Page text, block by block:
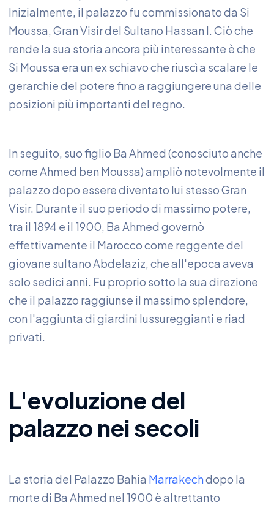
Inizialmente, il palazzo fu commissionato da Si
Moussa, Gran Visir del Sultano Hassan I. Ciò che
rende la sua storia ancora più interessante è che
Si Moussa era un ex schiavo che riuscì a scalare le
gerarchie del potere fino a raggiungere una delle
posizioni più importanti del regno.
In seguito, suo figlio Ba Ahmed (conosciuto anche
come Ahmed ben Moussa) ampliò notevolmente il
palazzo dopo essere diventato lui stesso Gran
Visir. Durante il suo periodo di massimo potere,
tra il 1894 e il 1900, Ba Ahmed governò
effettivamente il Marocco come reggente del
giovane sultano Abdelaziz, che all'epoca aveva
solo sedici anni. Fu proprio sotto la sua direzione
che il palazzo raggiunse il massimo splendore,
con l'aggiunta di giardini lussureggianti e riad
privati.
L'evoluzione del
palazzo nei secoli
La storia del Palazzo Bahia Marrakechdopo la
morte di Ba Ahmed nel 1900 è altrettanto